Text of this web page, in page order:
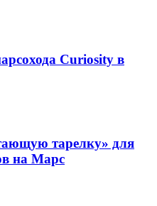
Curiosity в
тарелку» для
на Марс